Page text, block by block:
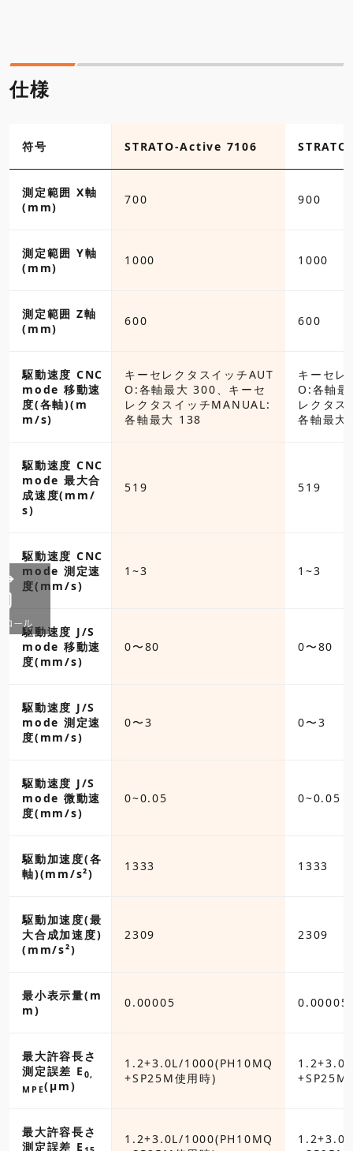
仕様
符号
Active 776 STRATO-Active 7106
測定範囲 X軸
(mm)
700 900
測定範囲 Y軸
(mm)
1000 1000
測定範囲 Z軸
(mm)
600 600
駆動速度 CNC
mode 移動速
度(各軸)(m
m/s)
タスイッチAUT
300、キーセ
ッチMANUAL:
138
キーセレクタスイッチAUT
O:各軸最大 300、キーセ
レクタスイッチMANUAL:
各軸最大 138
キーセレ
O:各軸
レクタ
各軸最大
駆動速度 CNC
mode 最大合
成速度(mm/
s)
519 519
駆動速度 CNC
mode 測定速
度(mm/s)
1~3 1~3
駆動速度 J/S
mode 移動速
度(mm/s)
0〜80 0〜80
駆動速度 J/S
mode 測定速
度(mm/s)
0〜3 0〜3
駆動速度 J/S
mode 微動速
度(mm/s)
0~0.05 0~0.05
駆動加速度(各
軸)(mm/s²)
1333 1333
駆動加速度(最
大合成加速度)
(mm/s²)
2309 2309
最小表示量(m
m)
0.00005 0.00005
最大許容長さ
測定誤差 E 0,
MPE(µm)
1000(PH10MQ
用時)
1.2+3.0L/1000(PH10MQ
+SP25M使用時)
+SP25M
最大許容長さ
測定誤差 E
1000(PH10MQ
1.2+3.0L/1000(PH10MQ